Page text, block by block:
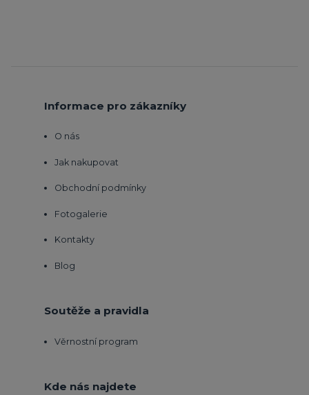
Informace pro zákazníky
O nás
Jak nakupovat
Obchodní podmínky
Fotogalerie
Kontakty
Blog
Soutěže a pravidla
Věrnostní program
Kde nás najdete